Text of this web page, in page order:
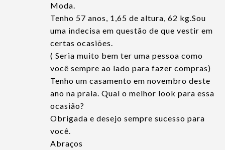
Moda.
Tenho 57 anos, 1,65 de altura, 62 kg.Sou
uma indecisa em questão de que vestir em
certas ocasiões.
( Seria muito bem ter uma pessoa como
você sempre ao lado para fazer compras)
Tenho um casamento em novembro deste
ano na praia. Qual o melhor look para essa
ocasião?
Obrigada e desejo sempre sucesso para
você.
Abraços